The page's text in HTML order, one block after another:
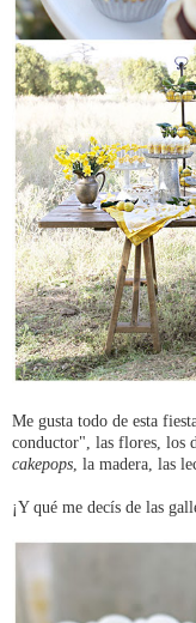
Me gusta todo de esta
conductor", las flores, los
cakepops , la madera, las
¡Y qué me decís de las